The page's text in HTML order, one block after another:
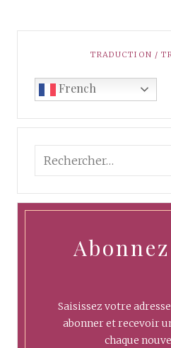
TRADUCTION /
French
Saisissez votre
abonner et recevoir
chaque